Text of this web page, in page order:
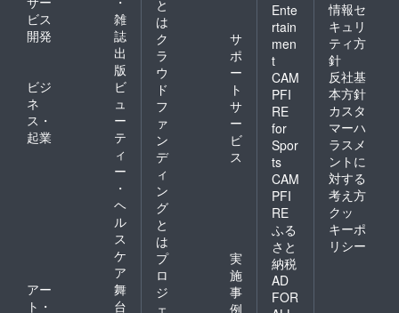
の中よ
りお選
びくだ
さい。
注＞ お
写真に
ついて
は当日
≪当日
撮影券
≫を購
入すれ
ば撮影
も可能
です。
当日撮
影券は
１００
ビス
開発
雑
誌
出
版
ビジ
ネ
ス・
起業
ビ
ュ
ー
テ
ィ
ー
・
ヘ
ル
ス
ケ
ア
アー
ト・
舞
台
と
は
ク
ラ
ウ
ド
フ
ァ
ン
デ
ィ
ン
グ
と
は
サ
ポ
ー
ト
サ
ー
ビ
ス
プ
ロ
ジ
ェ
実
施
事
例
Ente
rtain
men
t
CAM
PFI
RE
for
Spor
ts
CAM
PFI
RE
ふる
さと
納税
AD
FOR
情報セ
キュリ
ティ方
針
反社基
本方針
カスタ
マーハ
ラスメ
ントに
対する
考え方
クッ
キーポ
リシー